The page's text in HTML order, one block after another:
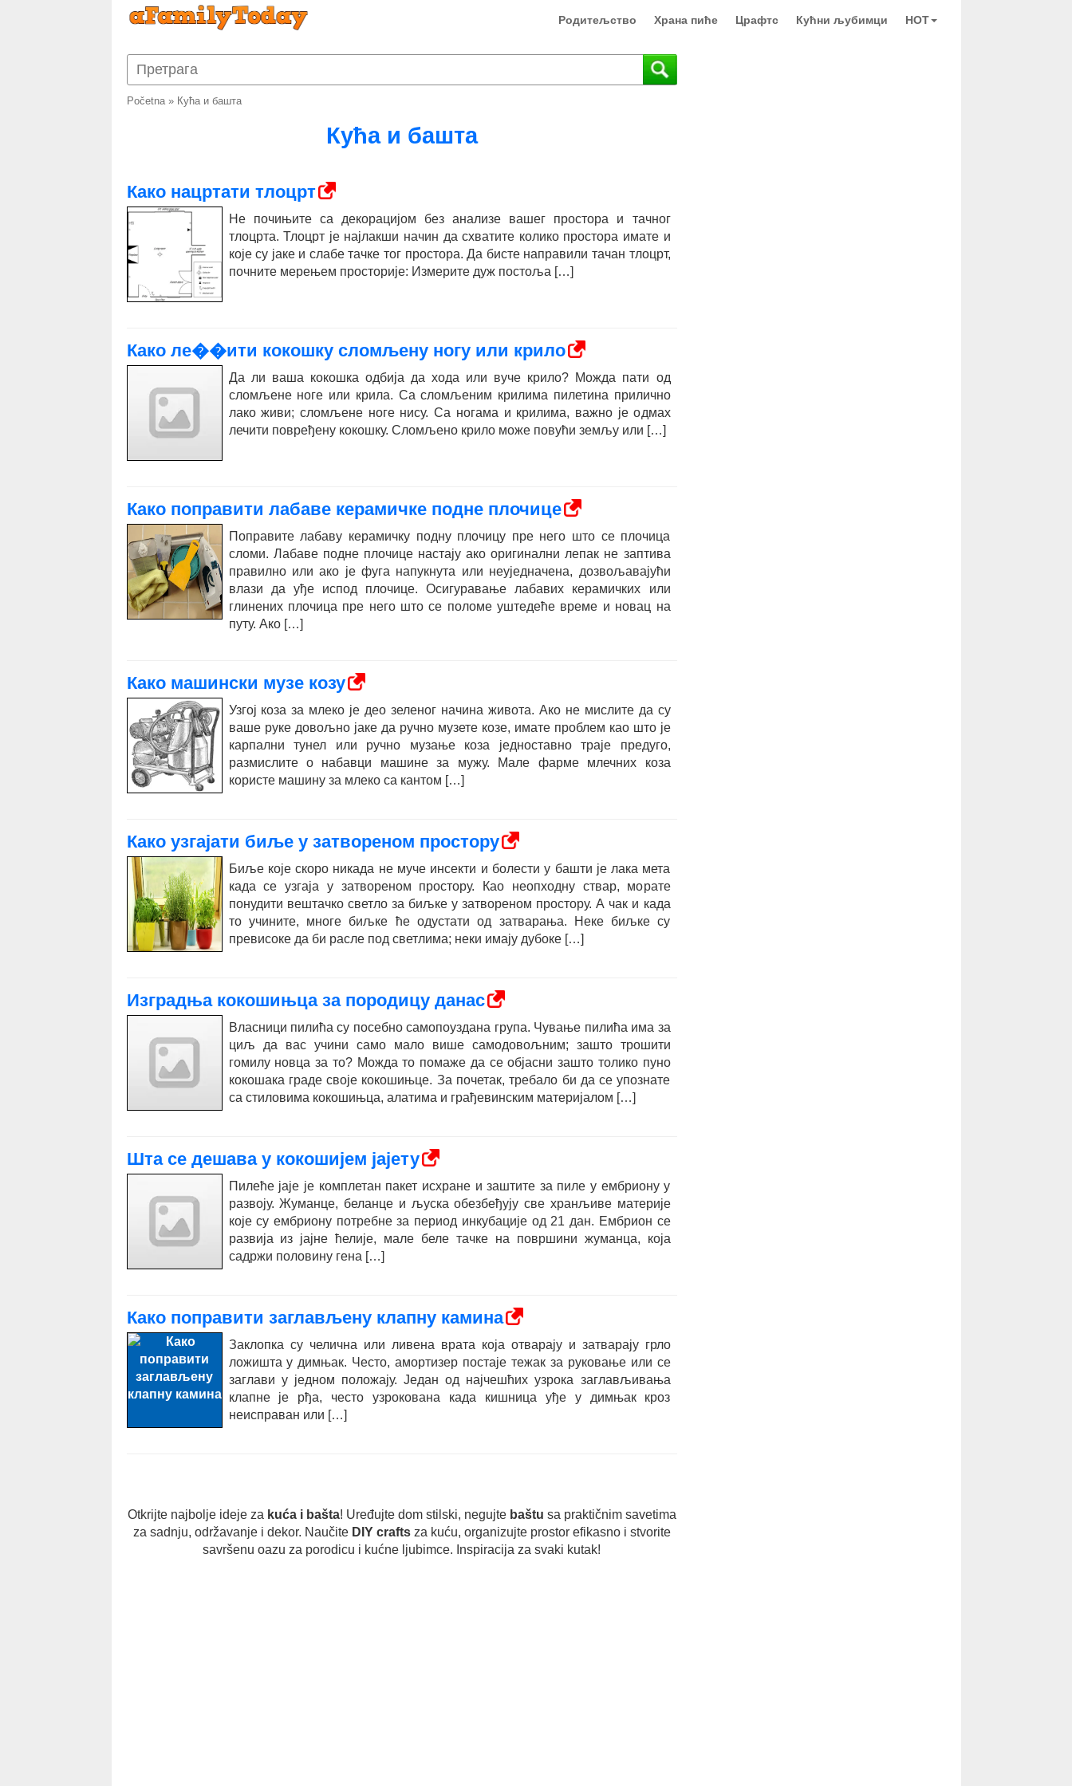
Родитељство Храна пиће Црафтс Кућни љубимци HOT
Početna» Кућа и башта
Кућа и башта
Како нацртати тлоцрт
Не почињите са декорацијом без анализе вашег простора и тачног
тлоцрта. Тлоцрт је најлакши начин да схватите колико простора имате и
које су јаке и слабе тачке тог простора. Да бисте направили тачан тлоцрт,
почните мерењем просторије: Измерите дуж постоља […]
Како ле��ити кокошку сломљену ногу или крило
Да ли ваша кокошка одбија да хода или вуче крило? Можда пати од
сломљене ноге или крила. Са сломљеним крилима пилетина прилично
лако живи; сломљене ноге нису. Са ногама и крилима, важно је одмах
лечити повређену кокошку. Сломљено крило може повући земљу или […]
Како поправити лабаве керамичке подне плочице
Поправите лабаву керамичку подну плочицу пре него што се плочица
сломи. Лабаве подне плочице настају ако оригинални лепак не заптива
правилно или ако је фуга напукнута или неуједначена, дозвољавајући
влази да уђе испод плочице. Осигуравање лабавих керамичких или
глинених плочица пре него што се поломе уштедеће време и новац на
путу. Ако […]
Како машински музе козу
Узгој коза за млеко је део зеленог начина живота. Ако не мислите да су
ваше руке довољно јаке да ручно музете козе, имате проблем као што је
карпални тунел или ручно музање коза једноставно траје предуго,
размислите о набавци машине за мужу. Мале фарме млечних коза
користе машину за млеко са кантом […]
Како узгајати биље у затвореном простору
Биље које скоро никада не муче инсекти и болести у башти је лака мета
када се узгаја у затвореном простору. Као неопходну ствар, морате
понудити вештачко светло за биљке у затвореном простору. А чак и када
то учините, многе биљке ће одустати од затварања. Неке биљке су
превисоке да би расле под светлима; неки имају дубоке […]
Изградња кокошињца за породицу данас
Власници пилића су посебно самопоуздана група. Чување пилића има за
циљ да вас учини само мало више самодовољним; зашто трошити
гомилу новца за то? Можда то помаже да се објасни зашто толико пуно
кокошака граде своје кокошињце. За почетак, требало би да се упознате
са стиловима кокошињца, алатима и грађевинским материјалом […]
Шта се дешава у кокошијем јајету
Пилеће јаје је комплетан пакет исхране и заштите за пиле у ембриону у
развоју. Жуманце, беланце и љуска обезбеђују све хранљиве материје
које су ембриону потребне за период инкубације од 21 дан. Ембрион се
развија из јајне ћелије, мале беле тачке на површини жуманца, која
садржи половину гена […]
Како поправити заглављену клапну камина
Заклопка су челична или ливена врата која отварају и затварају грло
ложишта у димњак. Често, амортизер постаје тежак за руковање или се
заглави у једном положају. Један од најчешћих узрока заглављивања
клапне је рђа, често узрокована када кишница уђе у димњак кроз
неисправан или […]
Otkrijte najbolje ideje za kuća i bašta! Uređujte dom stilski, negujte baštu sa praktičnim savetima
za sadnju, održavanje i dekor. Naučite DIY craftsza kuću, organizujte prostor efikasno i stvorite
savršenu oazu za porodicu i kućne ljubimce. Inspiracija za svaki kutak!